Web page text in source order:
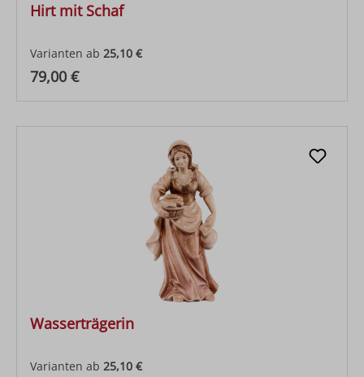
Hirt mit Schaf
Varianten ab 25,10 €
Regulärer Preis:
79,00 €
Wasserträgerin
Varianten ab 25,10 €